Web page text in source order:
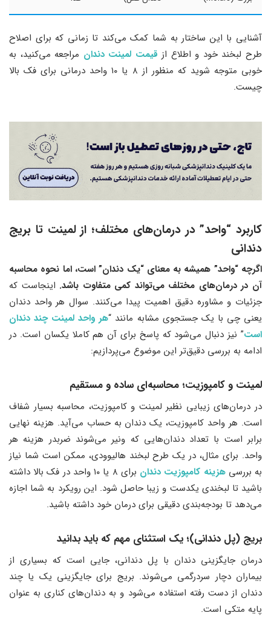
آشنایی با این ساختار به شما کمک می‌کند تا زمانی که برای اصلاح
طرح لبخند خود و اطلاع از قیمت لمینت دندان مراجعه می‌کنید، به
خوبی متوجه شوید که منظور از ۸ یا ۱۰ واحد درمانی برای فک بالا
چیست.
کاربرد “واحد” در درمان‌های مختلف؛ از لمینت تا بریج
دندانی
اگرچه “واحد” همیشه به معنای “یک دندان” است، اما نحوه محاسبه
آن در درمان‌های مختلف می‌تواند کمی متفاوت باشد. اینجاست که
جزئیات و مشاوره دقیق اهمیت پیدا می‌کنند. سوال هر واحد دندان
یعنی چی با یک جستجوی مشابه مانند “هر واحد لمینت چند دندان
است” نیز دنبال می‌شود که پاسخ برای آن هم کاملا یکسان است. در
ادامه به بررسی دقیق‌تر این موضوع می‌پردازیم:
لمینت و کامپوزیت؛ محاسبه‌ای ساده و مستقیم
در درمان‌های زیبایی نظیر لمینت و کامپوزیت، محاسبه بسیار شفاف
است. هر واحد کامپوزیت، یک دندان به حساب می‌آید. هزینه نهایی
برابر است با تعداد دندان‌هایی که ونیر می‌شوند ضربدر هزینه هر
واحد. برای مثال، در یک طرح لبخند هالیوودی، ممکن است شما نیاز
به بررسیهزینه کامپوزیت دندان
برای ۸ یا ۱۰ واحد در فک بالا داشته
باشید تا لبخندی یکدست و زیبا حاصل شود. این رویکرد به شما اجازه
می‌دهد تا بودجه‌بندی دقیقی برای درمان خود داشته باشید.
بریج (پل دندانی)؛ یک استثنای مهم که باید بدانید
درمان جایگزینی دندان با پل دندانی، جایی است که بسیاری از
بیماران دچار سردرگمی می‌شوند. بریج برای جایگزینی یک یا چند
دندان از دست رفته استفاده می‌شود و به دندان‌های کناری به عنوان
پایه متکی است.